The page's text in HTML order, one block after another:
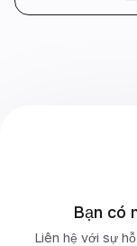
Bạn có
Liên hệ với sự